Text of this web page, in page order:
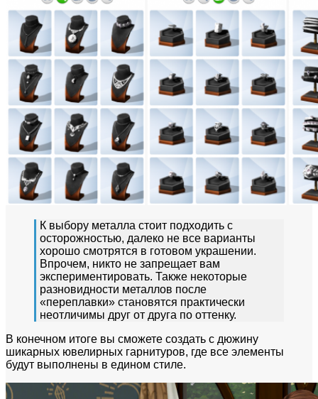
К выбору металла стоит подходить с
осторожностью, далеко не все варианты
хорошо смотрятся в готовом украшении.
Впрочем, никто не запрещает вам
экспериментировать. Также некоторые
разновидности металлов после
«переплавки» становятся практически
неотличимы друг от друга по оттенку.
В конечном итоге вы сможете создать с дюжину
шикарных ювелирных гарнитуров, где все элементы
будут выполнены в едином стиле.